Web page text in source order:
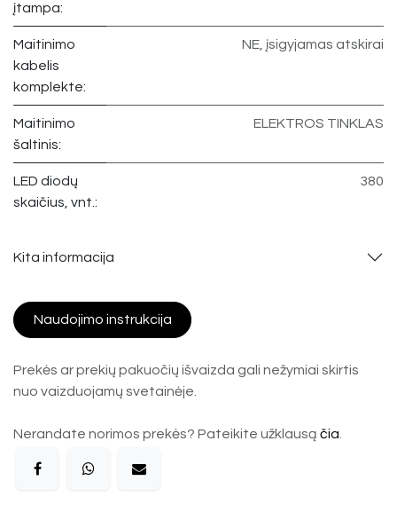
įtampa:
Maitinimo
kabelis
komplekte:
NE, įsigyjamas atskirai
Maitinimo
šaltinis:
ELEKTROS TINKLAS
LED diodų
skaičius, vnt.:
380
Kita informacija
Naudojimo instrukcija
Prekės ar prekių pakuočių išvaizda gali nežymiai skirtis
nuo vaizduojamų svetainėje.
Nerandate norimos prekės? Pateikite užklausą čia